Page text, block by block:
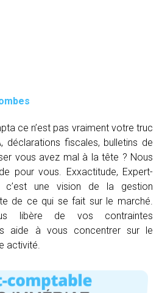
ce n’est pas vraiment votre truc
déclarations fiscales, bulletins de
vous avez mal à la tête ? Nous
pour vous. Exxactitude, Expert-
c’est une vision de la gestion
de ce qui se fait sur le marché.
libère de vos contraintes
aide à vous concentrer sur le
activité.